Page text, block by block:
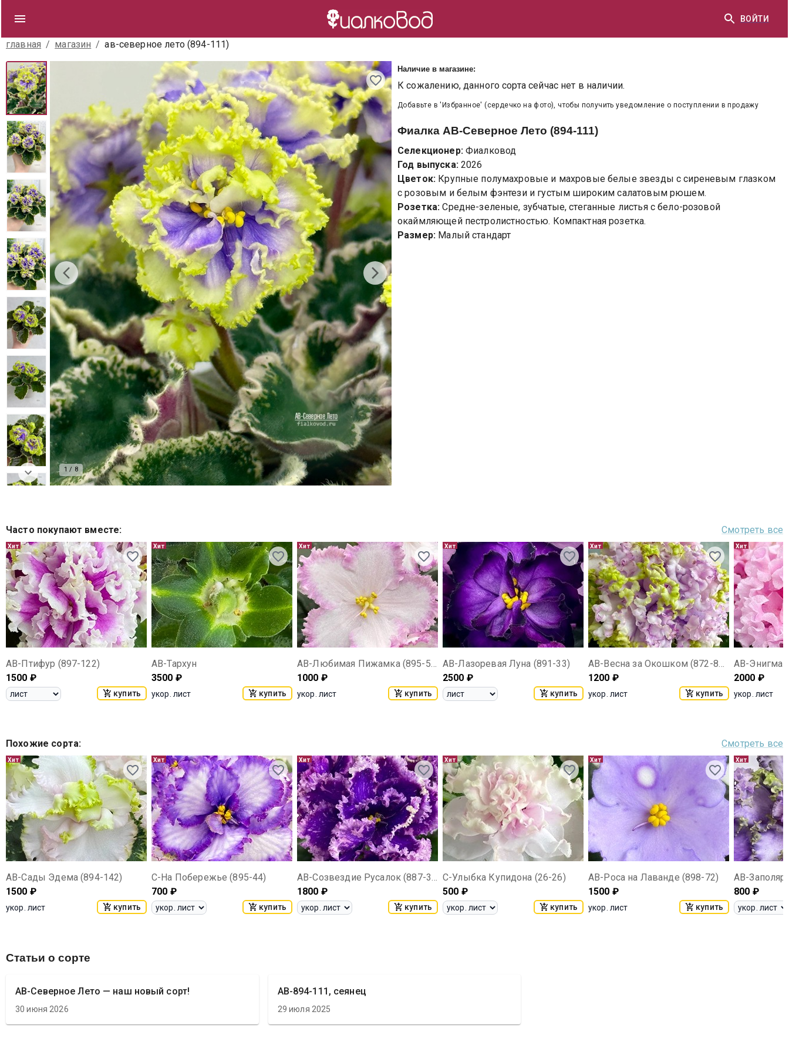
ВОЙТИ
главная / магазин / ав-северное лето (894-111)
1 / 8
Наличие в магазине:
К сожалению, данного сорта сейчас нет в наличии.
Добавьте в 'Избранное' (сердечко на фото), чтобы получить уведомление о поступлении в продажу
Фиалка АВ-Северное Лето (894-111)
Селекционер: Фиалковод
Год выпуска: 2026
Цветок: Крупные полумахровые и махровые белые звезды с сиреневым глазком
с розовым и белым фэнтези и густым широким салатовым рюшем.
Розетка: Средне-зеленые, зубчатые, стеганные листья с бело-розовой
окаймляющей пестролистностью. Компактная розетка.
Размер: Малый стандарт
Часто покупают вместе: Смотреть все
Хит
АВ-Птифур (897-122)
1500 ₽
купить
Хит
АВ-Тархун
3500 ₽
укор. лист купить
Хит
АВ-Любимая Пижамка (895-58)
1000 ₽
укор. лист купить
Хит
АВ-Лазоревая Луна (891-33)
2500 ₽
купить
Хит
АВ-Весна за Окошком (872-823)
1200 ₽
укор. лист купить
Хит
АВ-Энигма
2000 ₽
укор. лист
Похожие сорта: Смотреть все
Хит
АВ-Сады Эдема (894-142)
1500 ₽
укор. лист купить
Хит
С-На Побережье (895-44)
700 ₽
купить
Хит
АВ-Созвездие Русалок (887-34)
1800 ₽
купить
Хит
С-Улыбка Купидона (26-26)
500 ₽
купить
Хит
АВ-Роса на Лаванде (898-72)
1500 ₽
укор. лист купить
Хит
АВ-
800 ₽
Статьи о сорте
АВ-Северное Лето — наш новый сорт!
30 июня 2026
АВ-894-111, сеянец
29 июля 2025